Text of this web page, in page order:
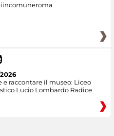
e raccontare il museo: Liceo
Lucio Lombardo Radice